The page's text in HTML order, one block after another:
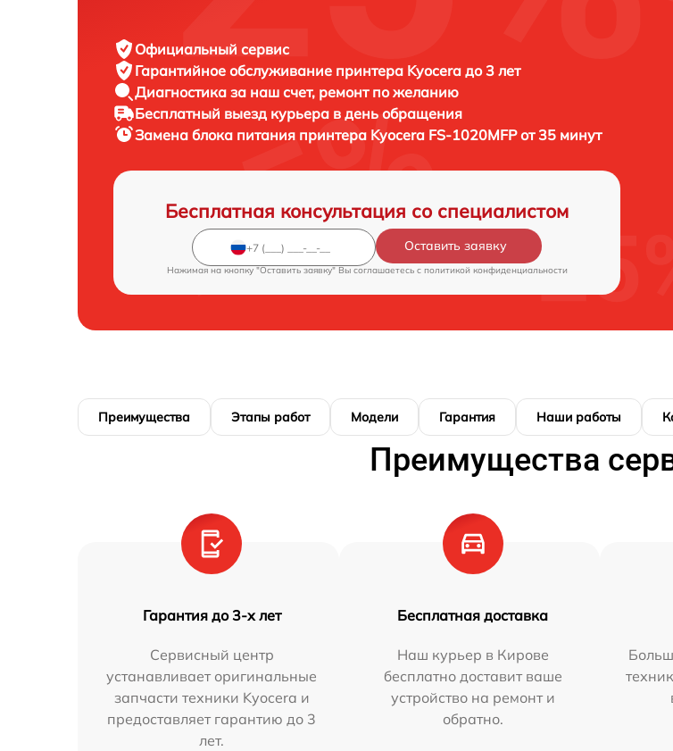
Официальный сервис
Гарантийное обслуживание принтера Kyocera до 3 лет
Диагностика за наш счет, ремонт по желанию
Бесплатный выезд курьера в день обращения
Замена блока питания принтера Kyocera FS-1020MFP от 35 минут
Бесплатная консультация со специалистом
Оставить заявку
Нажимая на кнопку "Оставить заявку" Вы соглашаетесь c политикой конфиденциальности
Преимущества Этапы работ Модели Гарантия Наши работы
Преимущества
Гарантия до 3-х лет
Сервисный центр
устанавливает оригинальные
запчасти техники Kyocera и
предоставляет гарантию до 3
лет.
Бесплатная доставка
Наш курьер в Кирове
бесплатно доставит ваше
устройство на ремонт и
обратно.